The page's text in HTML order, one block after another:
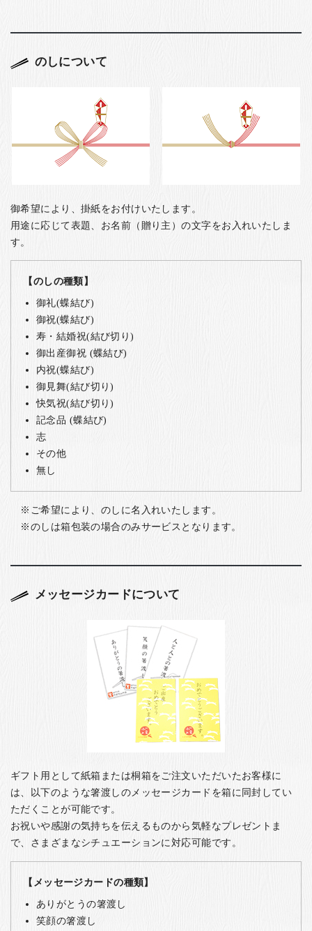
のしについて
御希望により、掛紙をお付けいたします。
用途に応じて表題、お名前（贈り主）の文字をお入れいたしま
す。
【のしの種類】
御礼(蝶結び)
御祝(蝶結び)
寿・結婚祝(結び切り)
御出産御祝 (蝶結び)
内祝(蝶結び)
御見舞(結び切り)
快気祝(結び切り)
記念品 (蝶結び)
志
その他
無し
ご希望により、のしに名入れいたします。
のしは箱包装の場合のみサービスとなります。
メッセージカードについて
ギフト用として紙箱または桐箱をご注文いただいたお客様に
は、以下のような箸渡しのメッセージカードを箱に同封してい
ただくことが可能です。
お祝いや感謝の気持ちを伝えるものから気軽なプレゼントま
で、さまざまなシチュエーションに対応可能です。
【メッセージカードの種類】
ありがとうの箸渡し
笑顔の箸渡し